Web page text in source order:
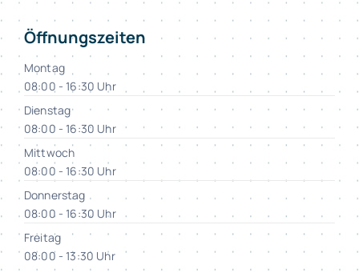
Öffnungszeiten
Montag
08:00 - 16:30 Uhr
Dienstag
08:00 - 16:30 Uhr
Mittwoch
08:00 - 16:30 Uhr
Donnerstag
08:00 - 16:30 Uhr
Freitag
08:00 - 13:30 Uhr